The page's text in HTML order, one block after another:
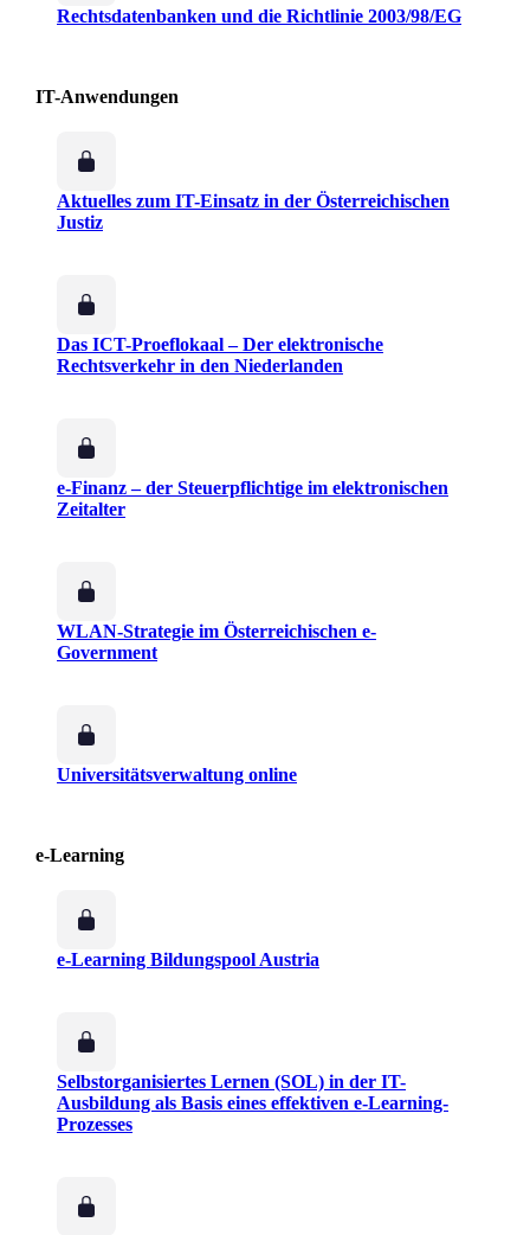
Rechtsdatenbanken und die Richtlinie 2003/98/EG
IT-Anwendungen
Aktuelles zum IT-Einsatz in der Österreichischen
Justiz
Das ICT-Proeflokaal – Der elektronische
Rechtsverkehr in den Niederlanden
e-Finanz – der Steuerpflichtige im elektronischen
Zeitalter
WLAN-Strategie im Österreichischen e-
Government
Universitätsverwaltung online
e-Learning
e-Learning Bildungspool Austria
Selbstorganisiertes Lernen (SOL) in der IT-
Ausbildung als Basis eines effektiven e-Learning-
Prozesses